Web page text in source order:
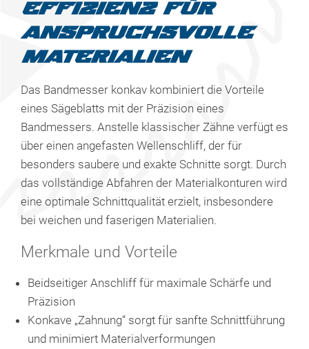
EFFIZIENZ FÜR
ANSPRUCHSVOLLE
MATERIALIEN
Das Bandmesser konkav kombiniert die Vorteile
eines Sägeblatts mit der Präzision eines
Bandmessers. Anstelle klassischer Zähne verfügt es
über einen angefasten Wellenschliff, der für
besonders saubere und exakte Schnitte sorgt. Durch
das vollständige Abfahren der Materialkonturen wird
eine optimale Schnittqualität erzielt, insbesondere
bei weichen und faserigen Materialien.
Merkmale und Vorteile
Beidseitiger Anschliff für maximale Schärfe und
Präzision
Konkave „Zahnung“ sorgt für sanfte Schnittführung
und minimiert Materialverformungen